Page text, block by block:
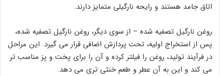
اتاق جامد هستند و رایحه نارگیلی متمایز دارند.
روغن نارگیل تصفیه شده – از سوی دیگر، روغن نارگیل تصفیه شده،
پس از استخراج اولیه، تحت پردازش اضافی قرار می گیرد. این مراحل
در فرآیند تولید، روغن را فیلتر کرده و آن را برای پخت و پز مناسب تر
می کند و این به آن عطر و طعم خنثی تری می دهد.